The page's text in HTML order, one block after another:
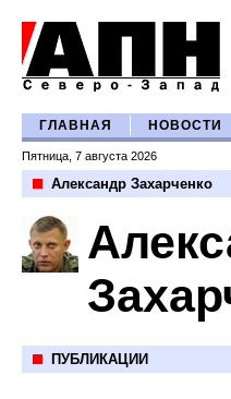
ГЛАВНАЯ НОВОСТИ
Пятница, 7 августа 2026
Александр Захарченко
ПУБЛИКАЦИИ